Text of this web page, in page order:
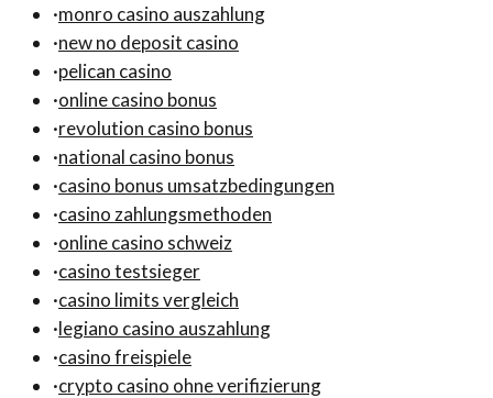
·monro casino auszahlung
·new no deposit casino
·pelican casino
·online casino bonus
·revolution casino bonus
·national casino bonus
·casino bonus umsatzbedingungen
·casino zahlungsmethoden
·online casino schweiz
·casino testsieger
·casino limits vergleich
·legiano casino auszahlung
·casino freispiele
·crypto casino ohne verifizierung